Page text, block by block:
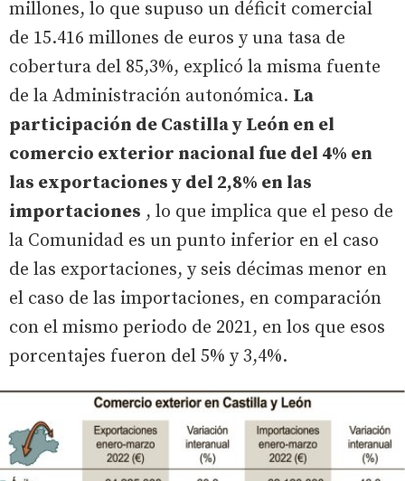
millones, lo que supuso un déficit comercial
de 15.416 millones de euros y una tasa de
cobertura del 85,3%, explicó la misma fuente
de la Administración autonómica. La
participación de Castilla y León en el
comercio exterior nacional fue del 4% en
las exportaciones y del 2,8% en las
importaciones , lo que implica que el peso de
la Comunidad es un punto inferior en el caso
de las exportaciones, y seis décimas menor en
el caso de las importaciones, en comparación
con el mismo periodo de 2021, en los que esos
porcentajes fueron del 5% y 3,4%.